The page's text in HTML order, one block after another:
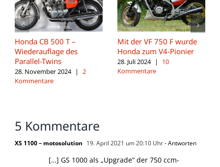
Honda CB 500 T –
Wiederauflage des
Parallel-Twins
28. November 2024 |
2
Kommentare
Mit der VF 750 F wurde
Honda zum V4-Pionier
28. Juli 2024 |
10
Kommentare
5 Kommentare
XS 1100 – motosolution 19. April 2021 um 20:10 Uhr- Antworten
[…] GS 1000 als „Upgrade“ der 750 ccm-